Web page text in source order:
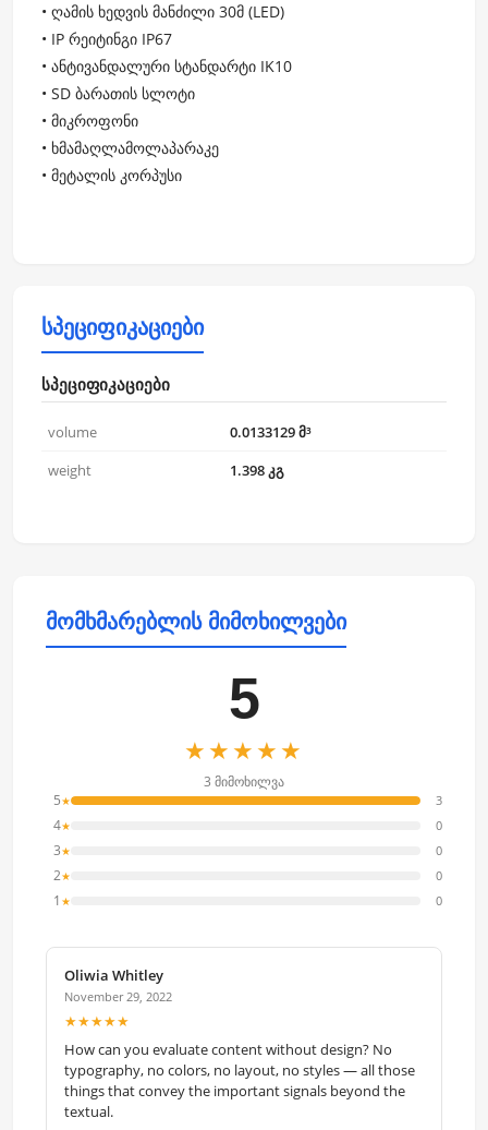
• ღამის ხედვის მანძილი 30მ (LED)
• IP რეიტინგი IP67
• ანტივანდალური სტანდარტი IK10
• SD ბარათის სლოტი
• მიკროფონი
• ხმამაღლამოლაპარაკე
• მეტალის კორპუსი
სპეციფიკაციები
სპეციფიკაციები
volume
0.0133129 მ³
weight
1.398 კგ
მომხმარებლის მიმოხილვები
5
★★★★★
3 მიმოხილვა
5★ 3
4★ 0
3★ 0
2★ 0
1 ★ 0
Oliwia Whitley
November 29, 2022
★★★★★
How can you evaluate content without design? No
typography, no colors, no layout, no styles — all those
things that convey the important signals beyond the
textual.